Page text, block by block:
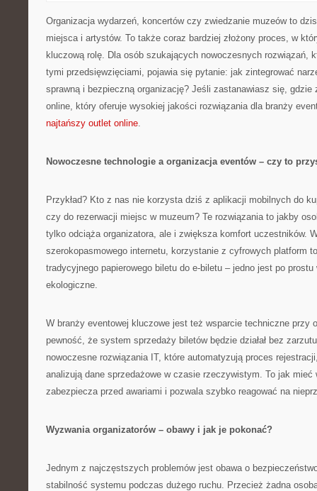
Organizacja wydarzeń, koncertów czy zwiedzanie muzeów to
miejsca i artystów. To także coraz bardziej złożony proces, w
kluczową rolę. Dla osób szukających nowoczesnych rozwiązań,
tymi przedsięwzięciami, pojawia się pytanie: jak zintegrować
sprawną i bezpieczną organizację? Jeśli zastanawiasz się, gdzie
online, który oferuje wysokiej jakości rozwiązania dla branży
najtańszy outlet online.
Nowoczesne technologie a organizacja eventów – czy to
Przykład? Kto z nas nie korzysta dziś z aplikacji mobilnych do
czy do rezerwacji miejsc w muzeum? Te rozwiązania to jakby
tylko odciąża organizatora, ale i zwiększa komfort uczestników.
szerokopasmowego internetu, korzystanie z cyfrowych platform
tradycyjnego papierowego biletu do e-biletu – jedno jest po
ekologiczne.
W branży eventowej kluczowe jest też wsparcie techniczne przy
pewność, że system sprzedaży biletów będzie działał bez
nowoczesne rozwiązania IT, które automatyzują proces
analizują dane sprzedażowe w czasie rzeczywistym. To jak mieć
zabezpiecza przed awariami i pozwala szybko reagować na
Wyzwania organizatorów – obawy i jak je pokonać?
Jednym z najczęstszych problemów jest obawa o
stabilność systemu podczas dużego ruchu. Przecież żadna